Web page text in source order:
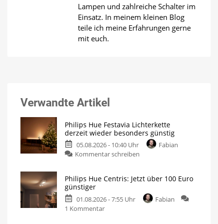
Lampen und zahlreiche Schalter im
Einsatz. In meinem kleinen Blog
teile ich meine Erfahrungen gerne
mit euch.
Verwandte Artikel
Philips Hue Festavia Lichterkette
derzeit wieder besonders günstig
05.08.2026 - 10:40 Uhr
Fabian
Kommentar schreiben
Festavia
derzeit
Philips Hue Centris: Jetzt über 100 Euro
günstiger
01.08.2026 - 7:55 Uhr
Fabian
1 Kommentarzu